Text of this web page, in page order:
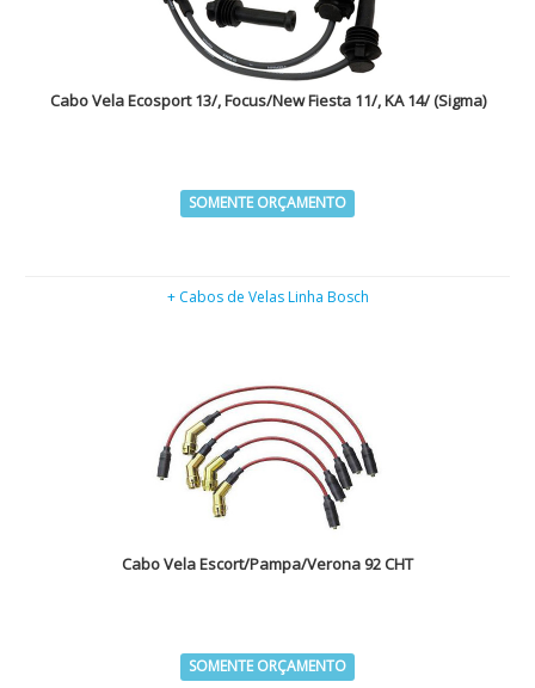
Cabo Vela Ecosport 13/, Focus/New Fiesta 11/, KA 14/ (Sigma)
SOMENTE ORÇAMENTO
+ Cabos de Velas Linha Bosch
Cabo Vela Escort/Pampa/Verona 92 CHT
SOMENTE ORÇAMENTO